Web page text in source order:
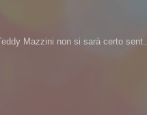
Mazzini non si sarà certo sent...